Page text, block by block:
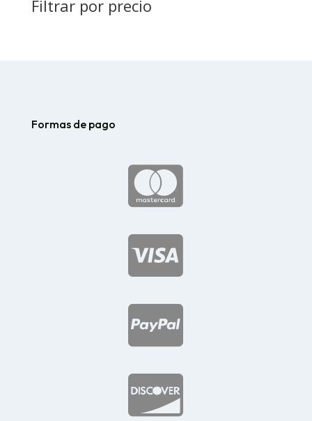
Filtrar por precio
Formas de pago



